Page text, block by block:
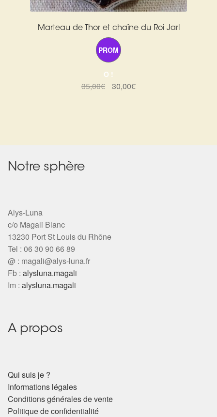
Marteau de Thor et chaîne du Roi Jarl
PROM
O !
35,00€
Le
30,00€Le
Notre sphère
Alys-Luna
c/o Magali Blanc
13230 Port St Louis du Rhône
Tel : 06 30 90 66 89
@ : magali@alys-luna.fr
Fb : alysluna.magali
Im : alysluna.magali
A propos
Qui suis je ?
Informations légales
Conditions générales de vente
Politique de confidentialité